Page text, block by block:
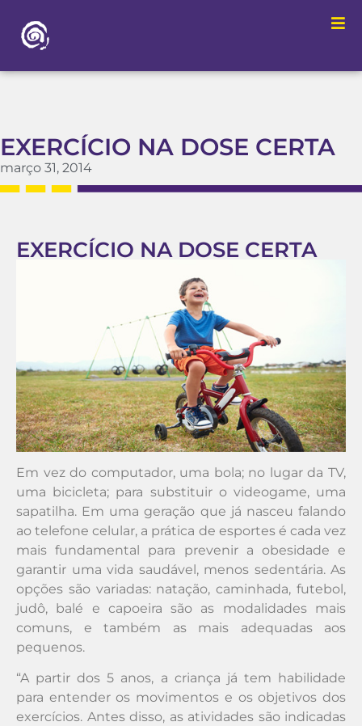
EXERCÍCIO NA DOSE CERTA
março 31, 2014
EXERCÍCIO NA DOSE CERTA
Em vez do computador, uma bola; no lugar da TV,
uma bicicleta; para substituir o videogame, uma
sapatilha. Em uma geração que já nasceu falando
ao telefone celular, a prática de esportes é cada vez
mais fundamental para prevenir a obesidade e
garantir uma vida saudável, menos sedentária. As
opções são variadas: natação, caminhada, futebol,
judô, balé e capoeira são as modalidades mais
comuns, e também as mais adequadas aos
pequenos.
“A partir dos 5 anos, a criança já tem habilidade
para entender os movimentos e os objetivos dos
exercícios. Antes disso, as atividades são indicadas